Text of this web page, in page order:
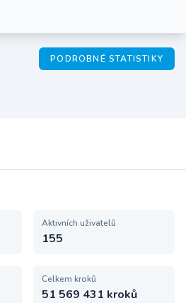
PODROBNÉ STATISTIKY
Aktivních uživatelů
155
Celkem kroků
51 569 431 kroků